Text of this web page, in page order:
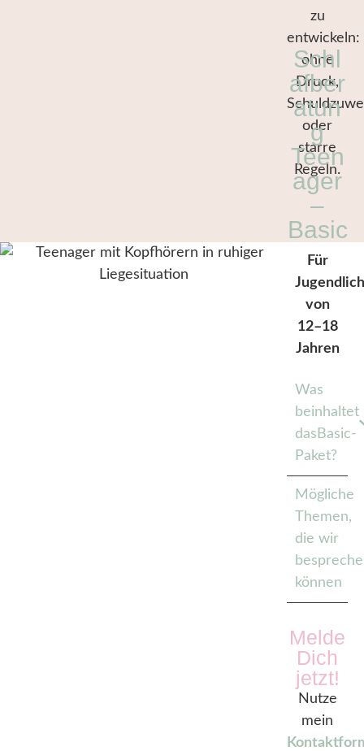
zu
entwickeln:
ohne
Druck,
oder
starre
Regeln.
Schl
afber
atun
g
Teen
ager
–
Basic
Für
von
12–18
Jahren
Was
beinhaltet
dasBasic-
Paket?
Mögliche
Themen,
die wir
können
Melde
Dich
jetzt!
Nutze
mein